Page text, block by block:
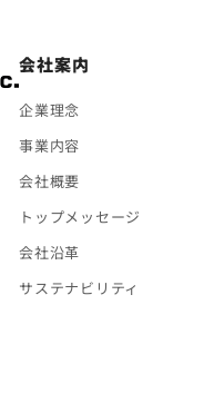
会社案内
企業理念
事業内容
会社概要
トップメッセージ
会社沿革
サステナビリティ